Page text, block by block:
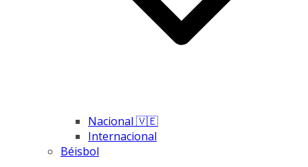
Nacional 🇻🇪
Internacional
Béisbol